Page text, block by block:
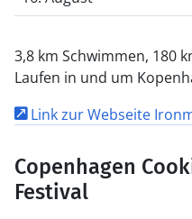
3,8 km Schwimmen, 180
Laufen in und um
Link zur Webseite
Copenhagen
Festival